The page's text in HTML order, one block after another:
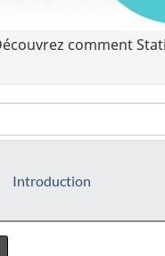
comment
Introduction